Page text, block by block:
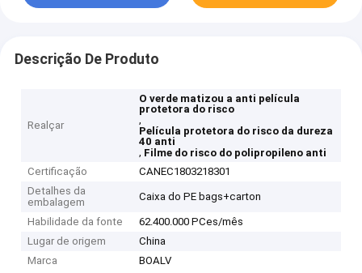
Descrição De Produto
Realçar
O verde matizou a anti película
protetora do risco
,
Película protetora do risco da dureza
40 anti
, Filme do risco do polipropileno anti
Certificação
CANEC1803218301
Detalhes da
embalagem
Caixa do PE bags+carton
Habilidade da fonte
62.400.000 PCes/mês
Lugar de origem
China
Marca
BOALV